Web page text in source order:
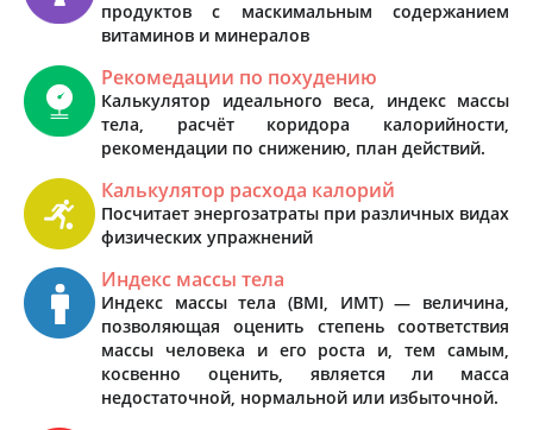
продуктов с маскимальным содержанием
витаминов и минералов
Рекомедации по похудению
Калькулятор идеального веса, индекс массы
тела, расчёт коридора калорийности,
рекомендации по снижению, план действий.
Калькулятор расхода калорий
Посчитает энергозатраты при различных видах
физических упражнений
Индекс массы тела
Индекс массы тела (BMI, ИМТ) — величина,
позволяющая оценить степень соответствия
массы человека и его роста и, тем самым,
косвенно оценить, является ли масса
недостаточной, нормальной или избыточной.